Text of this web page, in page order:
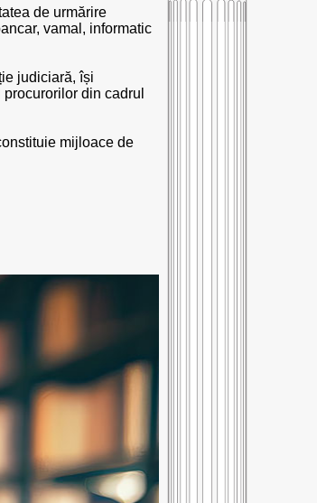
de urmărire
vamal, informatic
judiciară, își
din cadrul
mijloace de